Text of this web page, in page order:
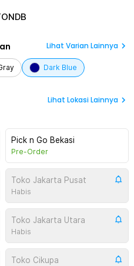
Lihat Varian Lainnya
Dark Blue
Lihat Lokasi Lainnya
Pick n Go Bekasi
Pre-Order
Toko Jakarta Pusat
Habis
Toko Jakarta Utara
Habis
Toko Cikupa